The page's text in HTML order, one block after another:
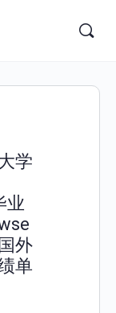
学
业
外
单